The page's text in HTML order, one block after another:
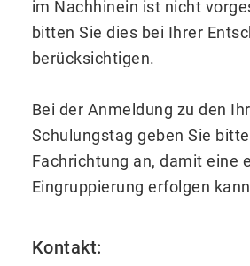
im Nachhinein ist nicht
bitten Sie dies bei Ihrer
berücksichtigen.
Bei der Anmeldung zu den
Schulungstag geben Sie
Fachrichtung an, damit eine
Eingruppierung erfolgen
Kontakt: